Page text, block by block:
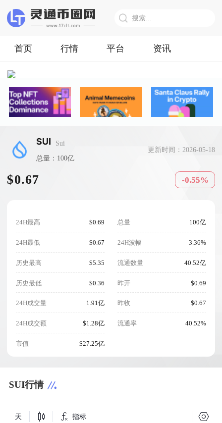
首页 行情 平台 资讯
SUI
Sui
总量：100亿
更新时间：2026-05-18
$0.67 -0.55%
24H最高 $0.69
24H最低 $0.67
历史最高 $5.35
历史最低 $0.36
24H成交量 1.91亿
24H成交额 $1.28亿
市值 $27.25亿
总量 100亿
24H波幅 3.36%
流通数量 40.52亿
昨开 $0.69
昨收 $0.67
流通率 40.52%
SUI行情